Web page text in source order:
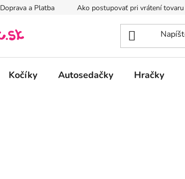
Doprava a Platba Ako postupovať pri vrátení tovaru
Kočíky Autosedačky Hračky